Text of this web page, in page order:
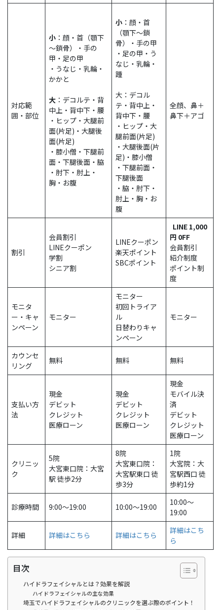
対応範
囲・部位
小 ：顔・首（顎下
～鎖骨）・手の
甲・足の甲
・うなじ・乳輪・
かかと
大 ：デコルテ・背
中上・背中下・腰
・ヒップ・大腿前
面(片足)・大腿後
面(片足)
・膝小僧・下腿前
面・下腿後面・脇
・肘下・肘上・
胸・お腹
小 ：顔・首
（顎下～鎖
骨）・手の甲
・足の甲・う
なじ・乳輪・
踵
大：デコル
テ・背中上・
背中下・腰
・ヒップ・大
腿前面(片足)
・大腿後面(片
足)・膝小僧
・下腿前面・
下腿後面
・脇・肘下・
肘上・胸・お
腹
全顔、鼻＋
鼻下＋アゴ
割引
会員割引
LINEクーポン
学割
シニア割
LINEクーポン
楽天ポイント
SBCポイント
LINE 1,000
円 0FF
会員割引
紹介制度
ポイント制
度
モニタ
ー・キャ
ンペーン
モニター
モニター
初回トライア
ル
日替わりキャ
ンペーン
モニター
カウンセ
リング
無料 無料 無料
支払い方
法
現金
デビット
クレジット
医療ローン
現金
デビット
クレジット
医療ローン
現金
モバイル決
済
デビット
クレジット
医療ローン
クリニッ
ク
5院
大宮東口院：大宮
駅 徒歩2分
8院
大宮東口院：
大宮駅東口 徒
歩3分
1院
大宮院：大
宮駅西口 徒
歩約1分
診療時間 9:00〜19:00 10:00〜19:00
10:00～
19:00
詳細 詳細はこちら 詳細はこちら
詳細はこち
ら
目次
ハイドラフェイシャルとは？効果を解説
ハイドラフェイシャルの主な効果
埼玉でハイドラフェイシャルのクリニックを選ぶ際のポイント！